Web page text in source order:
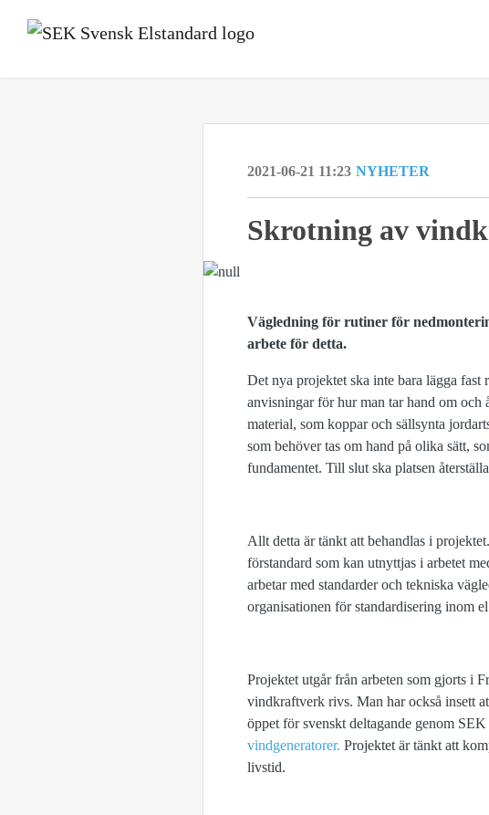
2021-06-21 11:23 NYHETER
Skrotning av
Vägledning för rutiner för
arbete för detta.
Det nya projektet ska inte bara lägga
anvisningar för hur man tar hand om
material, som koppar och sällsynta
som behöver tas om hand på olika sätt,
fundamentet. Till slut ska platsen
Allt detta är tänkt att behandlas i
förstandard som kan utnyttjas i arbetet
arbetar med standarder och tekniska
organisationen för standardisering inom
Projektet utgår från arbeten som gjorts i
vindkraftverk rivs. Man har också insett
öppet för svenskt deltagande genom
vindgeneratorer. Projektet är tänkt att
livstid.